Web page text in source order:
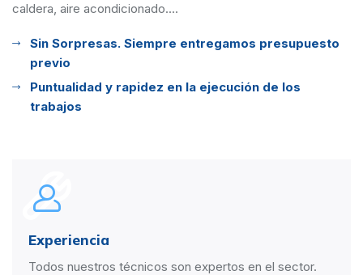
caldera, aire acondicionado....
Sin Sorpresas. Siempre entregamos presupuesto
previo
Puntualidad y rapidez en la ejecución de los
trabajos
Experiencia
Todos nuestros técnicos son expertos en el sector.